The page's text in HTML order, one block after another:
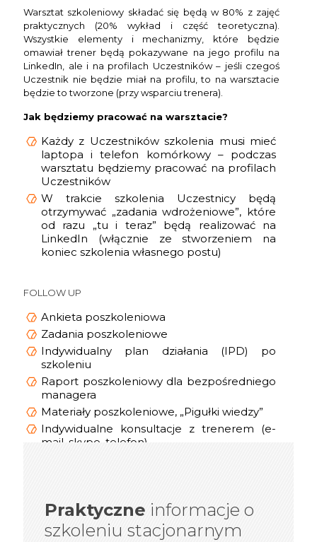
Warsztat szkoleniowy składać się będą w 80% z zajęć
praktycznych (20% wykład i część teoretyczna).
Wszystkie elementy i mechanizmy, które będzie
omawiał trener będą pokazywane na jego profilu na
LinkedIn, ale i na profilach Uczestników – jeśli czegoś
Uczestnik nie będzie miał na profilu, to na warsztacie
będzie to tworzone (przy wsparciu trenera).
Jak będziemy pracować na warsztacie?
Każdy z Uczestników szkolenia musi mieć
laptopa i telefon komórkowy – podczas
warsztatu będziemy pracować na profilach
Uczestników
W trakcie szkolenia Uczestnicy będą
otrzymywać „zadania wdrożeniowe”, które
od razu „tu i teraz” będą realizować na
LinkedIn (włącznie ze stworzeniem na
koniec szkolenia własnego postu)
FOLLOW UP
Ankieta poszkoleniowa
Zadania poszkoleniowe
Indywidualny plan działania (IPD) po
szkoleniu
Raport poszkoleniowy dla bezpośredniego
managera
Materiały poszkoleniowe, „Pigułki wiedzy”
Indywidualne konsultacje z trenerem (e-
mail, skype, telefon)
Praktyczne informacje o
szkoleniu stacjonarnym
Praktyczne
informacje o
szkoleniu online/webinarze